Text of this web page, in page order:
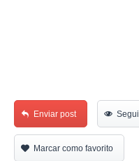
Enviar post
Marcar como favorito